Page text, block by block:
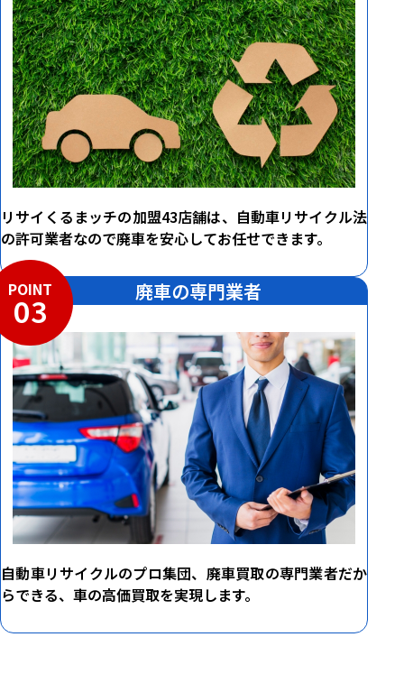
リサイくるまッチの加盟43店舗は、自動車リサイクル法
の許可業者なので廃車を安心してお任せできます。
POINT
03 廃車の専門業者
自動車リサイクルのプロ集団、廃車買取の専門業者だか
らできる、車の高価買取を実現します。